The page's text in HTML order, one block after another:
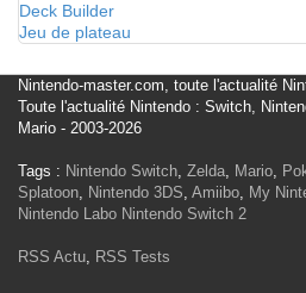
Deck Builder
Jeu de plateau
Nintendo-master.com, toute l'actualité
Toute l'actualité Nintendo : Switch,
Mario - 2003-2026
Tags : Nintendo Switch, Zelda, Mario,
Splatoon, Nintendo 3DS, Amiibo, My
Nintendo Labo Nintendo Switch 2
RSS Actu, RSS Tests